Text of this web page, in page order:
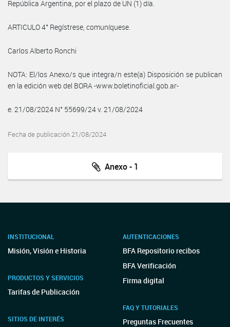
República Argentina, por el plazo de UN (1) día.
ARTICULO 4° Regístrese, comuníquese.
Carlos Alberto Ronchi
NOTA: El/los Anexo/s que integra/n este(a) Disposición se publican
en la edición web del BORA -www.boletinoficial.gob.ar-
e. 21/08/2024 N° 55699/24 v. 21/08/2024
Fecha de publicación 21/08/2024
Anexo - 1
INSTITUCIONAL
Misión, Visión e Historia
PRODUCTOS Y SERVICIOS
Tarifas de Publicación
SITIOS DE INTERÉS
AUTENTICACIONES
BFA Repositorio recibos
BFA Verificación
Firma digital
FAQ Y TUTORIALES
Preguntas Frecuentes